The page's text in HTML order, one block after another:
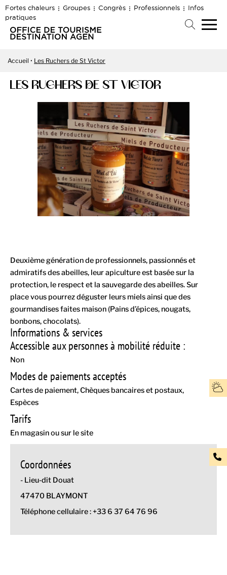
Fortes chaleurs Groupes Congrès Professionnels
Infos
pratiques
Accueil Les Ruchers de St Victor
LES RUCHERS DE ST VICTOR
Deuxième génération de professionnels, passionnés et
admiratifs des abeilles, leur apiculture est basée sur la
protection, le respect et la sauvegarde des abeilles. Sur
place vous pourrez déguster leurs miels ainsi que des
gourmandises faites maison (Pains d’épices, nougats,
bonbons, chocolats).
Informations & services
Accessible aux personnes à mobilité réduite :
Non
Modes de paiements acceptés
Cartes de paiement Chèques bancaires et postaux
Espèces
Tarifs
En magasin ou sur le site
Coordonnées
- Lieu-dit Douat
47470 BLAYMONT
Téléphone cellulaire : +33 6 37 64 76 96